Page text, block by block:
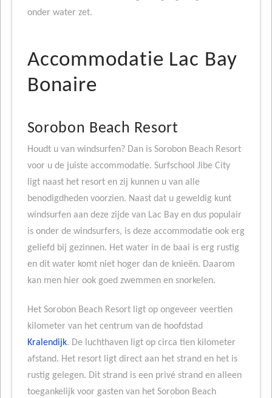
onder water zet.
Accommodatie Lac Bay
Bonaire
Sorobon Beach Resort
Houdt u van windsurfen? Dan is Sorobon Beach Resort
voor u de juiste accommodatie. Surfschool Jibe City
ligt naast het resort en zij kunnen u van alle
benodigdheden voorzien. Naast dat u geweldig kunt
windsurfen aan deze zijde van Lac Bay en dus populair
is onder de windsurfers, is deze accommodatie ook erg
geliefd bij gezinnen. Het water in de baai is erg rustig
en dit water komt niet hoger dan de knieën. Daarom
kan men hier ook goed zwemmen en snorkelen.
Het Sorobon Beach Resort ligt op ongeveer veertien
kilometer van het centrum van de hoofdstad
Kralendijk. De luchthaven ligt op circa tien kilometer
afstand. Het resort ligt direct aan het strand en het is
rustig gelegen. Dit strand is een privé strand en alleen
toegankelijk voor gasten van het Sorobon Beach